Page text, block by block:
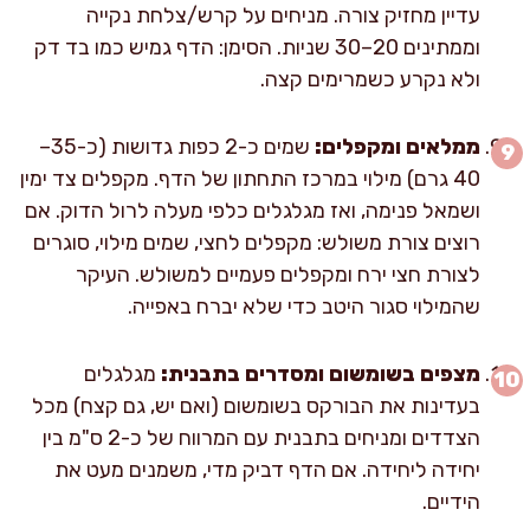
עדיין מחזיק צורה. מניחים על קרש/צלחת נקייה
וממתינים 20–30 שניות. הסימן: הדף גמיש כמו בד דק
ולא נקרע כשמרימים קצה.
ממלאים ומקפלים:
שמים כ-2 כפות גדושות (כ-35–
40 גרם) מילוי במרכז התחתון של הדף. מקפלים צד ימין
ושמאל פנימה, ואז מגלגלים כלפי מעלה לרול הדוק. אם
רוצים צורת משולש: מקפלים לחצי, שמים מילוי, סוגרים
לצורת חצי ירח ומקפלים פעמיים למשולש. העיקר
שהמילוי סגור היטב כדי שלא יברח באפייה.
מצפים בשומשום ומסדרים בתבנית: מגלגלים
בעדינות את הבורקס בשומשום (ואם יש, גם קצח) מכל
הצדדים ומניחים בתבנית עם המרווח של כ-2 ס"מ בין
יחידה ליחידה. אם הדף דביק מדי, משמנים מעט את
הידיים.